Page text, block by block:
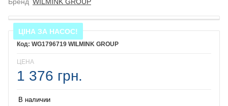
ЦІНА ЗА НАСОС!
WG1796719 WILMINK GROUP
ЦЕНА
1 376 грн.
В наличии